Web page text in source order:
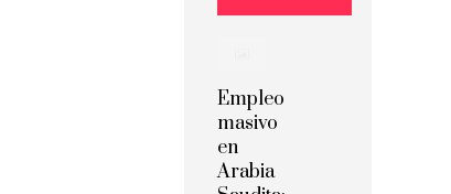
Empleo
masivo
en
Arabia